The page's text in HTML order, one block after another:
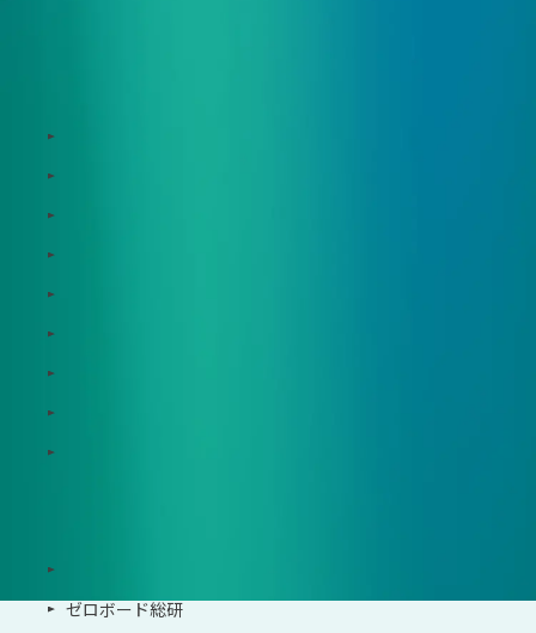
ゼロボード総研